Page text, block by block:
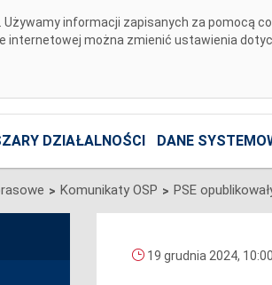
Używamy informacji zapisanych za pomocą
internetowej można zmienić ustawienia
DZIAŁALNOŚCI DANE
> Komunikaty OSP > PSE
19 grudnia 2024, 10:00